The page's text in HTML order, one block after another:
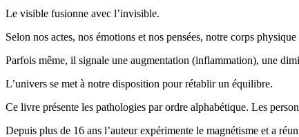
Le visible fusionne avec l’invisible.
Selon nos actes, nos émotions et nos pensées, notre corps
Parfois même, il signale une augmentation (inflammation), une
L’univers se met à notre disposition pour rétablir un équilibre.
Ce livre présente les pathologies par ordre alphabétique. Les
Depuis plus de 16 ans l’auteur expérimente le magnétisme et a